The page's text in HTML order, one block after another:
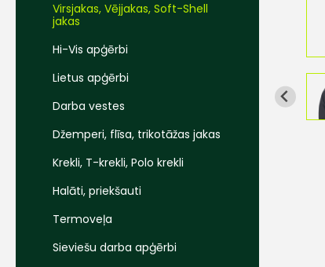
Virsjakas, Vējjakas, Soft-Shell
jakas
Hi-Vis apģērbi
Lietus apģērbi
Darba vestes
Džemperi, flīsa, trikotāžas jakas
Krekli, T-krekli, Polo krekli
Halāti, priekšauti
Termoveļa
Sieviešu darba apģērbi